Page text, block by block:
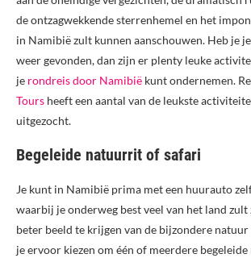
de ontzagwekkende sterrenhemel en het
in Namibië zult kunnen aanschouwen. Heb je
weer gevonden, dan zijn er plenty leuke
je rondreis door Namibië kunt ondernemen.
Tours heeft een aantal van de leukste
uitgezocht.
Begeleide natuurrit of safari
Je kunt in Namibië prima met een huurauto
waarbij je onderweg best veel van het land zult
beter beeld te krijgen van de bijzondere
je ervoor kiezen om één of meerdere